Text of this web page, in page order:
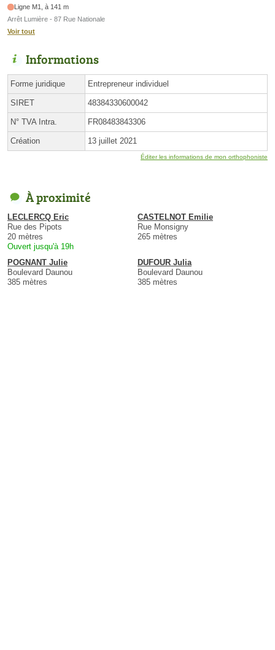
Ligne M1, à 141 m
Arrêt Lumière - 87 Rue Nationale
Voir tout
Informations
Forme juridique Entrepreneur individuel
SIRET 48384330600042
N° TVA Intra. FR08483843306
Création 13 juillet 2021
Éditer les informations de mon orthophoniste
À proximité
LECLERCQ Eric
Rue des Pipots
20 mètres
Ouvert jusqu'à 19h
CASTELNOT Emilie
Rue Monsigny
265 mètres
POGNANT Julie
Boulevard Daunou
385 mètres
DUFOUR Julia
Boulevard Daunou
385 mètres